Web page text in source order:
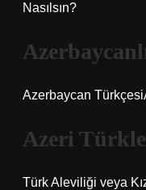
Nasılsın?
Azerbaycan
Azeri
Türk Aleviliği veya